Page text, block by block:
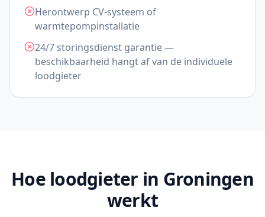
Herontwerp CV-systeem of
warmtepompinstallatie
24/7 storingsdienst garantie —
beschikbaarheid hangt af van de individuele
loodgieter
Hoe loodgieter in Groningen
werkt